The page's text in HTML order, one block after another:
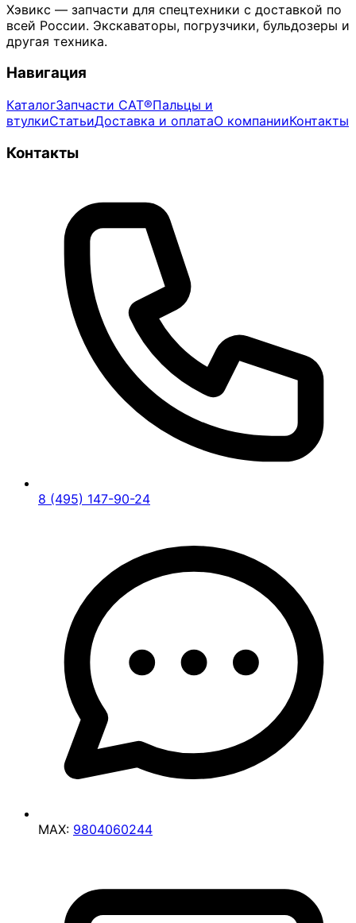
Хэвикс — запчасти для спецтехники с доставкой по
всей России. Экскаваторы, погрузчики, бульдозеры и
другая техника.
Навигация
КаталогЗапчасти CAT®Пальцы и
втулкиСтатьиДоставка и оплатаО компанииКонтакты
Контакты
8 (495) 147-90-24
MAX: 9804060244